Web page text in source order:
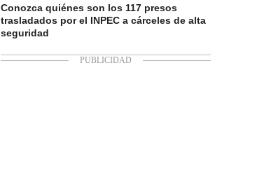
Conozca quiénes son los 117 presos
trasladados por el INPEC a cárceles de alta
seguridad